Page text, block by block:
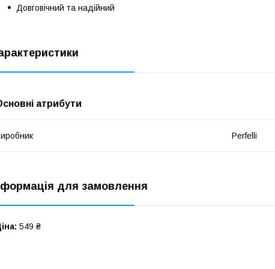
Довговічний та надійний
атрибути
Perfelli
для замовлення
549 ₴